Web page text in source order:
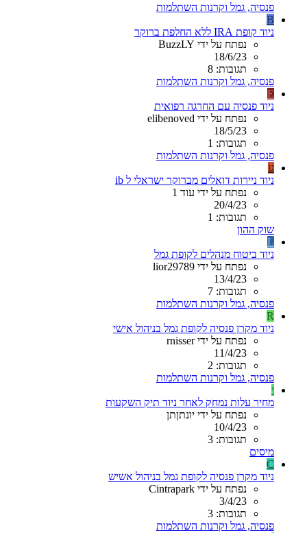
פנסיה, גמל וקרנות השתלמות
B
ניוד קופת IRA ללא החלפת ברוקר
נפתח על ידי BuzzLY
18/6/23
תגובות: 8
פנסיה, גמל וקרנות השתלמות
E
ניוד פנסיה עם החרגה רפואית
נפתח על ידי elibenoved
18/5/23
תגובות: 1
פנסיה, גמל וקרנות השתלמות
ע
ניוד ניירות דואלים מברוקר ישראלי ל ib
נפתח על ידי עוד 1
20/4/23
תגובות: 1
שוק ההון
L
ניוד ביטוח מנהלים לקופת גמל
נפתח על ידי lior29789
13/4/23
תגובות: 7
פנסיה, גמל וקרנות השתלמות
R
ניוד מקרן פנסיה לקופת גמל בניהול אישי
נפתח על ידי rnisser
11/4/23
תגובות: 2
פנסיה, גמל וקרנות השתלמות
י
מחיר עלות נמחק לאחר ניוד תיק השקעות
נפתח על ידי יונתןתן
10/4/23
תגובות: 3
מיסים
C
ניוד מקרן פנסיה לקופת גמל בניהול אשיש
נפתח על ידי Cintrapark
3/4/23
תגובות: 3
פנסיה, גמל וקרנות השתלמות